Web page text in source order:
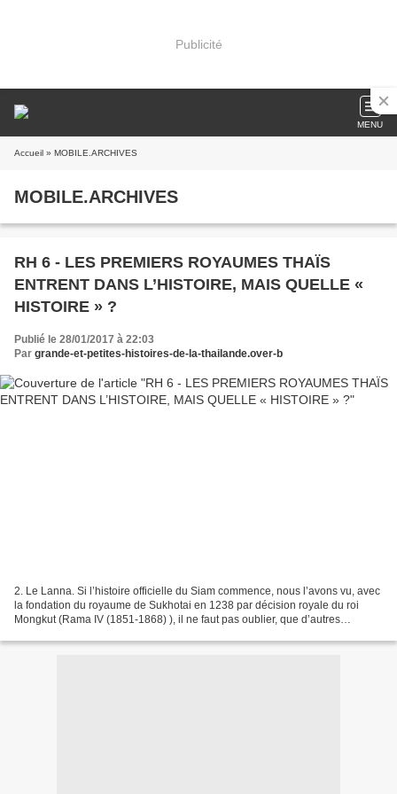
Publicité
MENU
Accueil » MOBILE.ARCHIVES
MOBILE.ARCHIVES
RH 6 - LES PREMIERS ROYAUMES THAÏS
ENTRENT DANS L’HISTOIRE, MAIS QUELLE «
HISTOIRE » ?
Publié le 28/01/2017 à 22:03
Par grande-et-petites-histoires-de-la-thailande.over-b
2. Le Lanna. Si l’histoire officielle du Siam commence, nous l’avons vu, avec
la fondation du royaume de Sukhotai en 1238 par décision royale du roi
Mongkut (Rama IV (1851-1868) ), il ne faut pas oublier, que d’autres